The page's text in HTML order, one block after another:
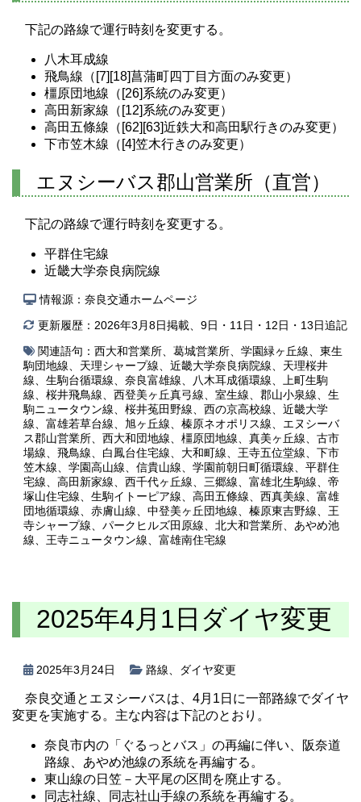
下記の路線で運行時刻を変更する。
八木耳成線
飛鳥線（[7][18]菖蒲町四丁目方面のみ変更）
橿原団地線（[26]系統のみ変更）
高田新家線（[12]系統のみ変更）
高田五條線（[62][63]近鉄大和高田駅行きのみ変更）
下市笠木線（[4]笠木行きのみ変更）
エヌシーバス郡山営業所（直営）
下記の路線で運行時刻を変更する。
平群住宅線
近畿大学奈良病院線
情報源：奈良交通ホームページ
更新履歴：2026年3月8日掲載、9日・11日・12日・13日追記
関連語句： 西大和営業所 葛城営業所 学園緑ヶ丘線
東生
駒団地線
天理シャープ線 近畿大学奈良病院線
天理桜井
線
生駒台循環線 奈良富雄線 八木耳成循環線
上町生駒
線
桜井飛鳥線 西登美ヶ丘真弓線 室生線 郡山小泉線
生
駒ニュータウン線
桜井菟田野線 西の京高校線
近畿大学
線
富雄若草台線 旭ヶ丘線 榛原ネオポリス線
エヌシーバ
ス郡山営業所
西大和団地線 橿原団地線 真美ヶ丘線
古市
場線
飛鳥線 白鳳台住宅線 大和町線 王寺五位堂線
下市
笠木線
学園高山線 信貴山線 学園前朝日町循環線
平群住
宅線
高田新家線 西千代ヶ丘線 三郷線 富雄北生駒線
帝
塚山住宅線
生駒イトーピア線 高田五條線 西真美線
富雄
団地循環線
赤膚山線 中登美ヶ丘団地線 榛原東吉野線
王
寺シャープ線
パークヒルズ田原線 北大和営業所
あやめ池
線
王寺ニュータウン線 富雄南住宅線
2025年4月1日ダイヤ変更
2025年3月24日 路線 ダイヤ変更
奈良交通とエヌシーバスは、4月1日に一部路線でダイヤ
変更を実施する。主な内容は下記のとおり。
奈良市内の「ぐるっとバス」の再編に伴い、阪奈道
路線、あやめ池線の系統を再編する。
東山線の日笠－大平尾の区間を廃止する。
同志社線、同志社山手線の系統を再編する。